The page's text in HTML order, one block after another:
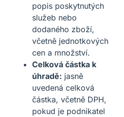
popis poskytnutých
služeb nebo
dodaného zboží,
včetně jednotkových
cen a množství.
Celková částka k
úhradě: jasně
uvedená celková
částka, včetně DPH,
pokud je podnikatel